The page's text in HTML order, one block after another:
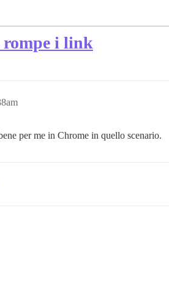
i link
per me in Chrome in quello scenario.